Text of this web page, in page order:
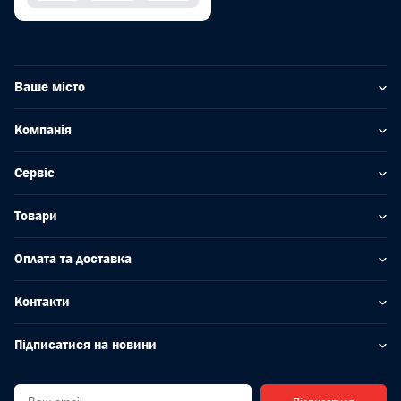
Ваше місто
Компанія
Сервіс
Товари
Оплата та доставка
Контакти
Підписатися на новини